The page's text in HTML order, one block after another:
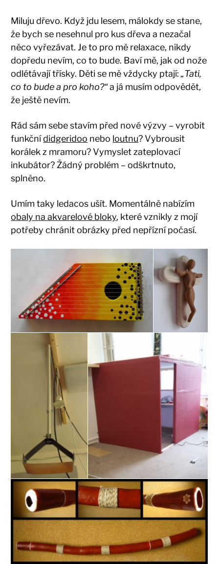
Miluju dřevo. Když jdu lesem, málokdy se stane,
že bych se nesehnul pro kus dřeva a nezačal
něco vyřezávat. Je to pro mě relaxace, nikdy
dopředu nevím, co to bude. Baví mě, jak od nože
odlétávají třísky. Děti se mě vždycky ptají:„Tati,
co to bude a pro koho?“a já musím odpovědět,
že ještě nevím.
Rád sám sebe stavím před nové výzvy – vyrobit
funkčnídidgeridoo nebo loutnu? Vybrousit
korálek z mramoru? Vymyslet zateplovací
inkubátor? Žádný problém – odškrtnuto,
splněno.
Umím taky ledacos ušít. Momentálně nabízím
obaly na akvarelové bloky, které vznikly z mojí
potřeby chránit obrázky před nepřízní počasí.